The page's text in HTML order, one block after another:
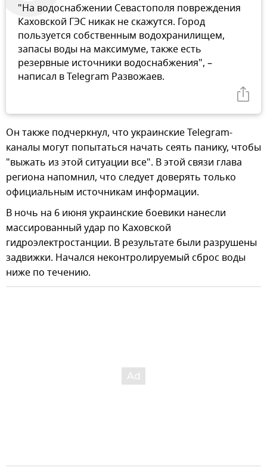
"На водоснабжении Севастополя повреждения
Каховской ГЭС никак не скажутся. Город
пользуется собственным водохранилищем,
запасы воды на максимуме, также есть
резервные источники водоснабжения", –
написал в Telegram Развожаев.
Он также подчеркнул, что украинские Telegram-
каналы могут попытаться начать сеять панику, чтобы
"выжать из этой ситуации все". В этой связи глава
региона напомнил, что следует доверять только
официальным источникам информации.
В ночь на 6 июня украинские боевики нанесли
массированный удар по Каховской
гидроэлектростанции. В результате были разрушены
задвижки. Начался неконтролируемый сброс воды
ниже по течению.